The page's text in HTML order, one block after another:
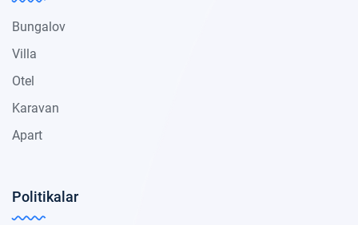
Bungalov
Villa
Otel
Karavan
Apart
Politikalar